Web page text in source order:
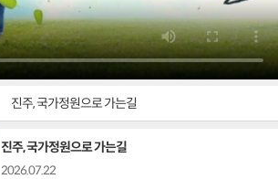
진주, 국가정원으로 가는길
진주, 국가정원으로 가는길
2026.07.22